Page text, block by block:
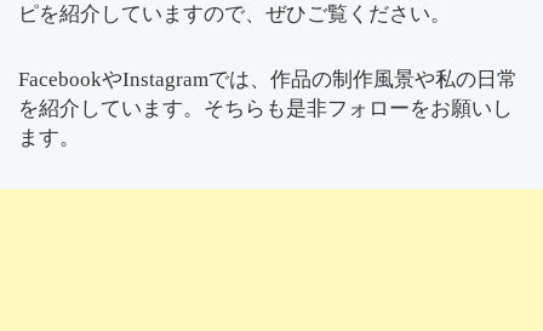
ピを紹介していますので、ぜひご覧ください。
FacebookやInstagramでは、作品の制作風景や私の日常
を紹介しています。そちらも是非フォローをお願いし
ます。